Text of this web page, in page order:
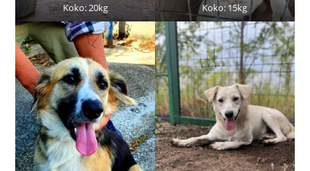
Koko: 20kg
Koko: 15kg